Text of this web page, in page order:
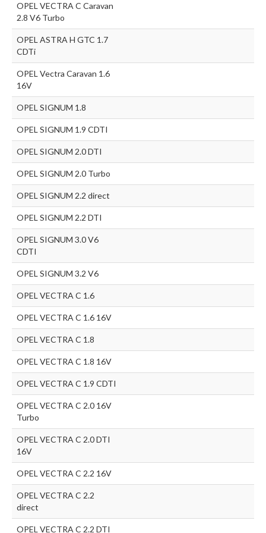
OPEL VECTRA C Caravan
2.8 V6 Turbo
OPEL ASTRA H GTC 1.7
CDTi
OPEL Vectra Caravan 1.6
16V
OPEL SIGNUM 1.8
OPEL SIGNUM 1.9 CDTI
OPEL SIGNUM 2.0 DTI
OPEL SIGNUM 2.0 Turbo
OPEL SIGNUM 2.2 direct
OPEL SIGNUM 2.2 DTI
OPEL SIGNUM 3.0 V6
CDTI
OPEL SIGNUM 3.2 V6
OPEL VECTRA C 1.6
OPEL VECTRA C 1.6 16V
OPEL VECTRA C 1.8
OPEL VECTRA C 1.8 16V
OPEL VECTRA C 1.9 CDTI
OPEL VECTRA C 2.0 16V
Turbo
OPEL VECTRA C 2.0 DTI
16V
OPEL VECTRA C 2.2 16V
OPEL VECTRA C 2.2
direct
OPEL VECTRA C 2.2 DTI